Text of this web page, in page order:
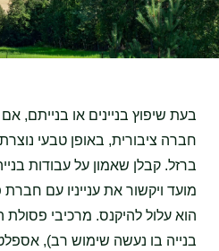
בעת שיפוץ בניינים או בנייתם,
חברה ציבורית, באופן טבעי
ברזל. קבלן שאמון על עבודות
מועד ויקשור את ענייניו עם חברת
הוא עלול להיקנס. מרכיבי פסולת
בנייה בו נעשה שימוש רב), אספלט